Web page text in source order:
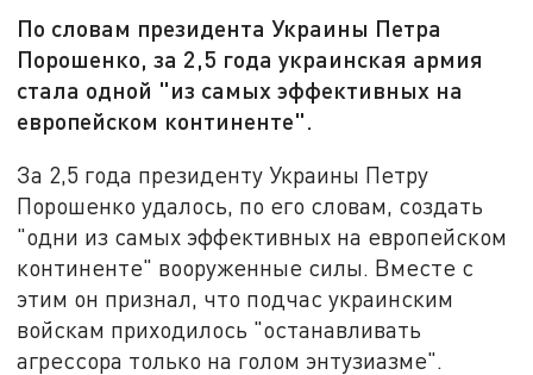
По словам президента Украины Петра
Порошенко, за 2,5 года украинская армия
стала одной "из самых эффективных на
европейском континенте".
За 2,5 года президенту Украины Петру
Порошенко удалось, по его словам, создать
"одни из самых эффективных на европейском
континенте" вооруженные силы. Вместе с
этим он признал, что подчас украинским
войскам приходилось "останавливать
агрессора только на голом энтузиазме".